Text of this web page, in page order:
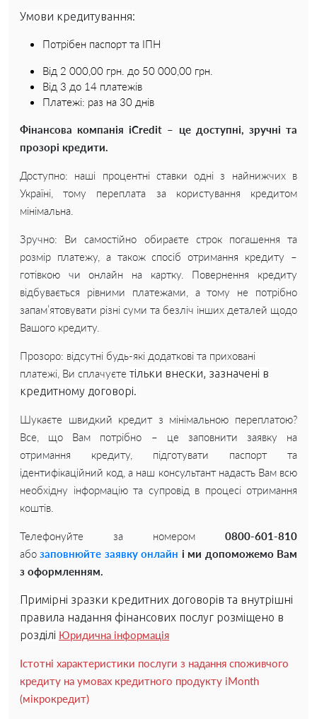
Умови кредитування:
Потрібен паспорт та ІПН
Від 2 000,00 грн. до 50 000,00 грн.
Від 3 до 14 платежів
Платежі: раз на 30 днів
Фінансова компанія iCredit – це доступні, зручні та
прозорі кредити.
Доступно: наші процентні ставки одні з найнижчих в
Україні, тому переплата за користування кредитом
мінімальна.
Зручно: Ви самостійно обираєте строк погашення та
розмір платежу, а також спосіб отримання кредиту –
готівкою чи онлайн на картку. Повернення кредиту
відбувається рівними платежами, а тому не потрібно
запам’ятовувати різні суми та безліч інших деталей щодо
Вашого кредиту.
Прозоро: відсутні будь-які додаткові та приховані
платежі, Ви сплачуєте тільки внески, зазначені в
кредитному договорі.
Шукаєте швидкий кредит з мінімальною переплатою?
Все, що Вам потрібно – це заповнити заявку на
отримання кредиту, підготувати паспорт та
ідентифікаційний код, а наш консультант надасть Вам всю
необхідну інформацію та супровід в процесі отримання
коштів.
Телефонуйте за номером 0800-601-810
абозаповнюйте заявку онлайн і ми допоможемо Вам
з оформленням.
Примірні зразки кредитних договорів та внутрішні
правила надання фінансових послуг розміщено в
розділі Юридична інформація
Істотні характеристики послуги з надання споживчого
кредиту на умовах кредитного продукту iMonth
(мікрокредит)